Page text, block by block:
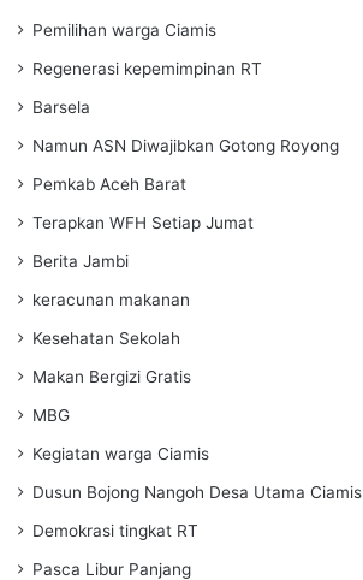
Pemilihan warga Ciamis
Regenerasi kepemimpinan RT
Barsela
Namun ASN Diwajibkan Gotong Royong
Pemkab Aceh Barat
Terapkan WFH Setiap Jumat
Berita Jambi
keracunan makanan
Kesehatan Sekolah
Makan Bergizi Gratis
MBG
Kegiatan warga Ciamis
Dusun Bojong Nangoh Desa Utama Ciamis
Demokrasi tingkat RT
Pasca Libur Panjang